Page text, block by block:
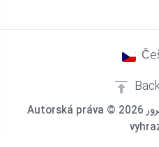
Autorská práva © 2026 پارس وب سرور. Všechna práva